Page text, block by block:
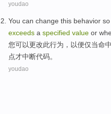
youdao
You can change this behavior
exceeds a specified value or
您可以更改此行为 ， 以便仅当命中
点才中断代码。
youdao